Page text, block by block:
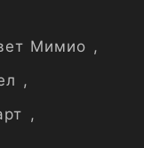
Мимио ,
,
,